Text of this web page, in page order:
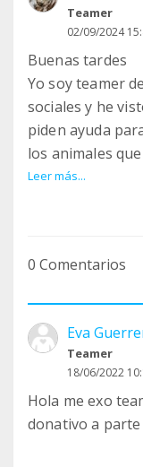
Teamer
02/09/2024
Buenas tardes
Yo soy teamer
sociales y he
piden ayuda
los animales
colonias que
También
Podeis hacer un
Leer más...
0 Comentarios
Eva
Teamer
18/06/2022
Hola me exo
donativo a parte